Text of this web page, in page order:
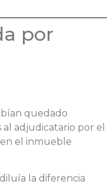
por
quedado
adjudicatario por el
el inmueble
la diferencia